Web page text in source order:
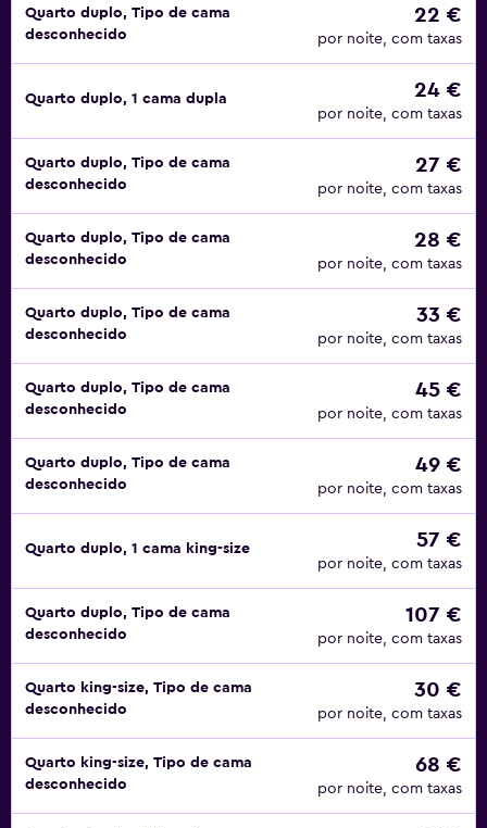
Quarto duplo, Tipo de cama
desconhecido
22 €
por noite, com taxas
Quarto duplo, 1 cama dupla 24 €
por noite, com taxas
Quarto duplo, Tipo de cama
desconhecido
27 €
por noite, com taxas
Quarto duplo, Tipo de cama
desconhecido
28 €
por noite, com taxas
Quarto duplo, Tipo de cama
desconhecido
33 €
por noite, com taxas
Quarto duplo, Tipo de cama
desconhecido
45 €
por noite, com taxas
Quarto duplo, Tipo de cama
desconhecido
49 €
por noite, com taxas
Quarto duplo, 1 cama king-size 57 €
por noite, com taxas
Quarto duplo, Tipo de cama
desconhecido
107 €
por noite, com taxas
Quarto king-size, Tipo de cama
desconhecido
30 €
por noite, com taxas
Quarto king-size, Tipo de cama
desconhecido
68 €
por noite, com taxas